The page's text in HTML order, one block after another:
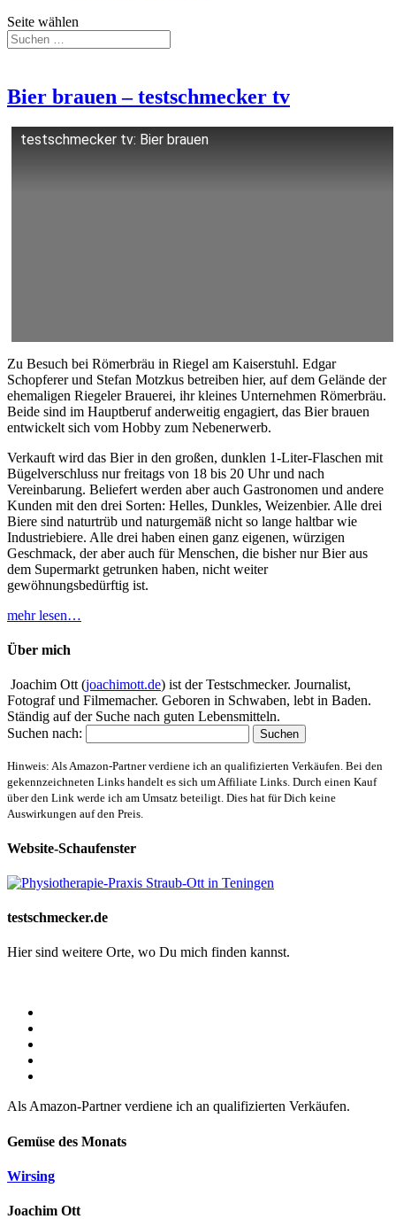
Seite wählen
Bier brauen – testschmecker tv
testschmecker tv: Bier brauen
Zu Besuch bei Römerbräu in Riegel am Kaiserstuhl. Edgar
Schopferer und Stefan Motzkus betreiben hier, auf dem Gelände der
ehemaligen Riegeler Brauerei, ihr kleines Unternehmen Römerbräu.
Beide sind im Hauptberuf anderweitig engagiert, das Bier brauen
entwickelt sich vom Hobby zum Nebenerwerb.
Verkauft wird das Bier in den großen, dunklen 1-Liter-Flaschen mit
Bügelverschluss nur freitags von 18 bis 20 Uhr und nach
Vereinbarung. Beliefert werden aber auch Gastronomen und andere
Kunden mit den drei Sorten: Helles, Dunkles, Weizenbier. Alle drei
Biere sind naturtrüb und naturgemäß nicht so lange haltbar wie
Industriebiere. Alle drei haben einen ganz eigenen, würzigen
Geschmack, der aber auch für Menschen, die bisher nur Bier aus
dem Supermarkt getrunken haben, nicht weiter
gewöhnungsbedürftig ist.
mehr lesen…
Über mich
Joachim Ott (joachimott.de) ist der Testschmecker. Journalist,
Fotograf und Filmemacher. Geboren in Schwaben, lebt in Baden.
Ständig auf der Suche nach guten Lebensmitteln.
Suchen nach:
Hinweis: Als Amazon-Partner verdiene ich an qualifizierten Verkäufen. Bei den
gekennzeichneten Links handelt es sich um Affiliate Links. Durch einen Kauf
über den Link werde ich am Umsatz beteiligt. Dies hat für Dich keine
Auswirkungen auf den Preis.
Website-Schaufenster
testschmecker.de
Hier sind weitere Orte, wo Du mich finden kannst.
Als Amazon-Partner verdiene ich an qualifizierten Verkäufen.
Gemüse des Monats
Wirsing
Joachim Ott